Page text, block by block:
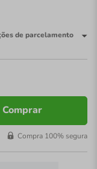
de parcelamento
Comprar
Compra 100% segura